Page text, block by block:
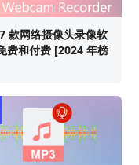
款网络摄像头录像软
费和付费 [2024 年榜